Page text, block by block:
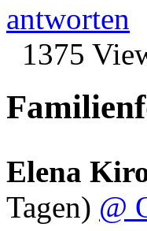
antworten
1375
Elena
Tagen) @